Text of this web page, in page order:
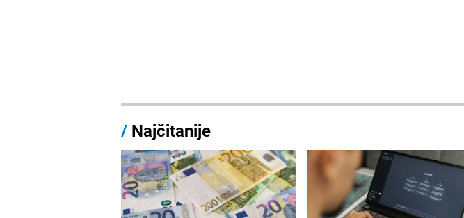
/ Najčitanije